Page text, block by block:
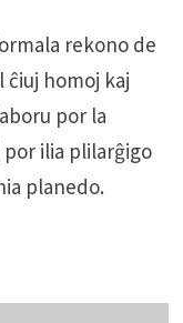
rekono de
ĉiuj homoj kaj
por la
por ilia plilarĝigo
planedo.